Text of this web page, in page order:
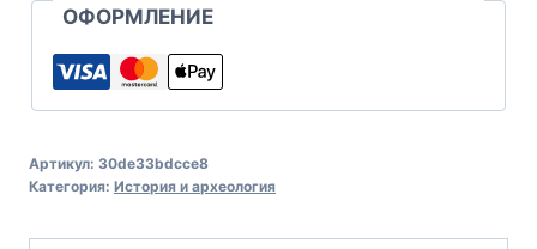
ОФОРМЛЕНИЕ
Артикул: 30de33bdcce8
Категория: История и археология